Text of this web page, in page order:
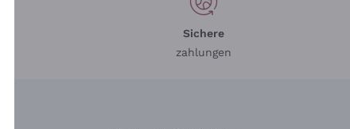
Sichere
zahlungen